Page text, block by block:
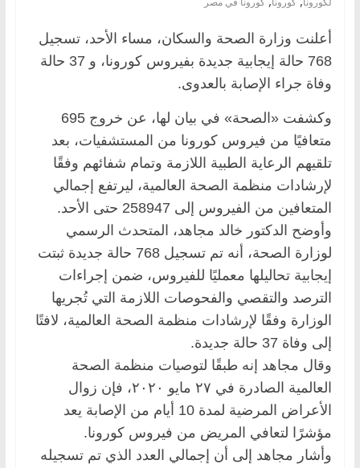
أعلنت وزارة الصحة والسكان، مساء الأحد، تسجيل
768 حالة إيجابية جديدة بفيروس كورونا، و 37 حالة
وفاة جراء الإصابة بالعدوى.
وكشفت «الصحة» في بيان لها، عن خروج 695
متعافيًا من فيروس كورونا من المستشفيات، بعد
تلقيهم الرعاية الطبية اللازمة وتمام شفائهم وفقًا
لإرشادات منظمة الصحة العالمية، ليرتفع إجمالي
المتعافين من الفيروس إلى 258947 حتى الأحد.
وأوضح الدكتور خالد مجاهد، المتحدث الرسمي
لوزارة الصحة، أنه تم تسجيل 768 حالة جديدة ثبتت
إيجابية تحاليلها معمليًا للفيروس، ضمن إجراءات
الترصد والتقصي والفحوصات اللازمة التي تُجريها
الوزارة وفقًا لإرشادات منظمة الصحة العالمية، لافتًا
إلى وفاة 37 حالة جديدة.
وقال مجاهد إنه طبقًا لتوصيات منظمة الصحة
العالمية الصادرة في ٢٧ مايو ٢٠٢٠، فإن زوال
الأعراض المرضية لمدة 10 أيام من الإصابة يعد
مؤشرًا لتعافي المريض من فيروس كورونا.
وأشار مجاهد إلى أن إجمالي العدد الذي تم تسجيله